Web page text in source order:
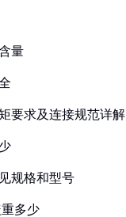
量
要求及连接规范详解
规格和型号
多少